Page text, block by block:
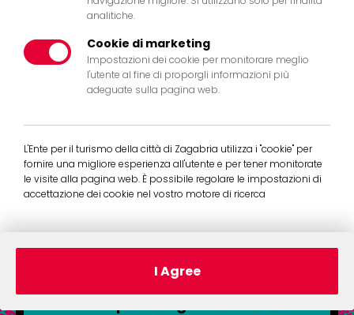
Nella sua terza edizione nei mesi
spazi pubblici, nelle comunità e in
analitiche.
Cookie di marketing
Impostazioni dei cookie per monitorare meglio
l'utente al fine di proporgli informazioni più
adeguate sulla pagina web.
L'Ente per il turismo della città di Zagabria utilizza i "cookie" per
fornire una migliore esperienza all'utente e per tener monitorate
le visite alla pagina web. È possibile regolare le impostazioni di
accettazione dei cookie nel vostro motore di ricerca
I Agree